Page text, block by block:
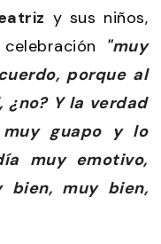
y sus niños,
"muy
porque al
Y la verdad
guapo y lo
muy emotivo,
bien, muy bien,